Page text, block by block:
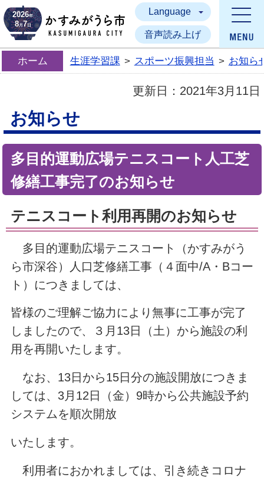
かすみがうら市
2026年
8月7日
Language
音声読み上げ
ホーム 生涯学習課 > スポーツ振興担当 > お知ら
更新日： 2021年3月11日
お知らせ
多目的運動広場テニスコート人工芝
修繕工事完了のお知らせ
テニスコート利用再開のお知らせ
多目的運動広場テニスコート（かすみがう
ら市深谷）人口芝修繕工事（４面中/A・Bコー
ト）につきましては、
皆様のご理解ご協力により無事に工事が完了
しましたので、３月13日（土）から施設の利
用を再開いたします。
なお、13日から15日分の施設開放につきま
しては、3月12日（金）9時から公共施設予約
システムを順次開放
いたします。
利用者におかれましては、引き続きコロナ